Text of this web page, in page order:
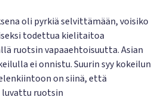
oli pyrkiä selvittämään, voisiko
todettua kielitaitoa
ruotsin vapaaehtoisuutta. Asian
ei onnistu. Suurin syy kokeilun
on siinä, että
ruotsin